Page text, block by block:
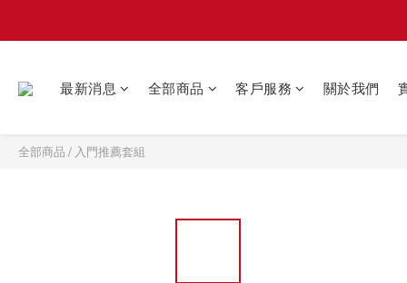
最新消息 全部商品 客戶服務 關於我們
全部商品 / 入門推薦套組